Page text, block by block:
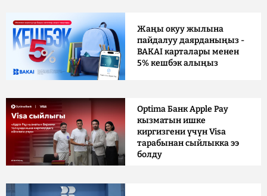
Жаңы окуу жылына
пайдалуу даярданыңыз -
BAKAI карталары менен
5% кешбэк алыңыз
Optima Банк Apple Pay
кызматын ишке
киргизгени үчүн Visa
тарабынан сыйлыкка ээ
болду